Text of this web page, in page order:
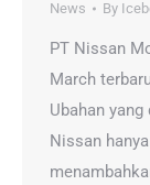
News By
PT Nissan
March
Ubahan
Nissan